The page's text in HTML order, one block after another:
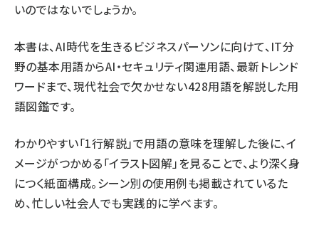
いのではないでしょうか。
本書は、AI時代を生きるビジネスパーソンに向けて、IT分
野の基本用語からAI・セキュリティ関連用語、最新トレンド
ワードまで、現代社会で欠かせない428用語を解説した用
語図鑑です。
わかりやすい「1行解説」で用語の意味を理解した後に、イ
メージがつかめる「イラスト図解」を見ることで、より深く身
につく紙面構成。シーン別の使用例も掲載されているた
め、忙しい社会人でも実践的に学べます。